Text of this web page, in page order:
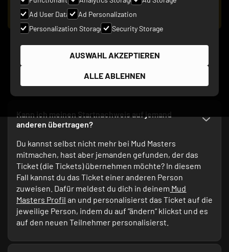
Ad User Data
Ad Personalization
Personalization Storage
Security Storage
AUSWAHL AKZEPTIEREN
ALLE ABLEHNEN
DIES SIND DIE 5 AM
HÄUFIGSTEN GESTELLTEN
FRAGEN
anderen übertragen?
Du kannst selbst nicht mehr bei Mud Masters
mitmachen, hast aber jemanden gefunden, der das
Ticket (die Tickets) übernehmen möchte? In diesem
Fall kannst du das Ticket einer anderen Person
zuweisen. Dafür meldest du dich in deinem Mud
Masters Profil an und personalisierst das Ticket auf die
jeweilige Person, indem du auf “ändern“ klickst und es
auf den neuen Teilnehmer personalisierst.